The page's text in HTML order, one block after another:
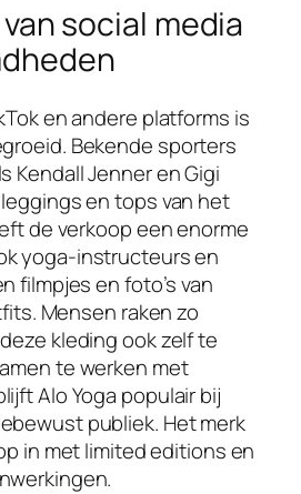
social media
en andere platforms is
Bekende sporters
Kendall Jenner en Gigi
en tops van het
de verkoop een enorme
yoga-instructeurs en
filmpjes en foto’s van
Mensen raken zo
kleding ook zelf te
te werken met
Alo Yoga populair bij
publiek. Het merk
in met limited editions en